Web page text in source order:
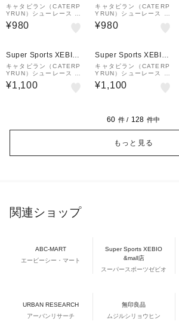
&mall店
キャタピラン（CATERP
YRUN）シューレース 靴
ひも エアキャタピーRF7
0cm CAR70-7RJB
¥980
&mall店
キャタピラン（CATERP
YRUN）シューレース 靴
ひも エアキャタピー70c
m CAR70-7SW
¥980
Super Sports XEBIO
&mall店
キャタピラン（CATERP
YRUN）シューレース 靴
ひも マジックレース2.0
135cm レッド M2-135-
¥1,100
Super Sports XEBIO
&mall店
キャタピラン（CATERP
YRUN）シューレース 靴
ひも マジックレース2.0
135cm オレンジ M2-13
¥1,100
60 件 / 128 件中
もっと見る
関連ショップ
ABC-MART
エービーシー・マート
Super Sports XEBIO
&mall店
スーパースポーツゼビオ
URBAN RESEARCH
アーバンリサーチ
無印良品
ムジルシリョウヒン